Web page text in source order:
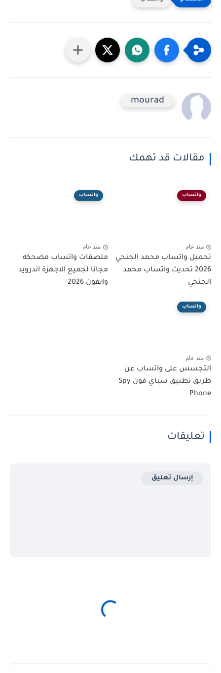
mourad
مقالات قد تهمك
واتساب
منذ عام
تحميل واتساب محمد الجنحي
2026 تحديث واتساب محمد
الجنحي
واتساب
منذ عام
ملصقات واتساب مضحكه
مجانا لجميع الاجهزة اندرويد
وايفون 2026
واتساب
منذ عام
التجسس على واتساب عن
طريق تطبيق سباي فون Spy
Phone
تعليقات
إرسال تعليق